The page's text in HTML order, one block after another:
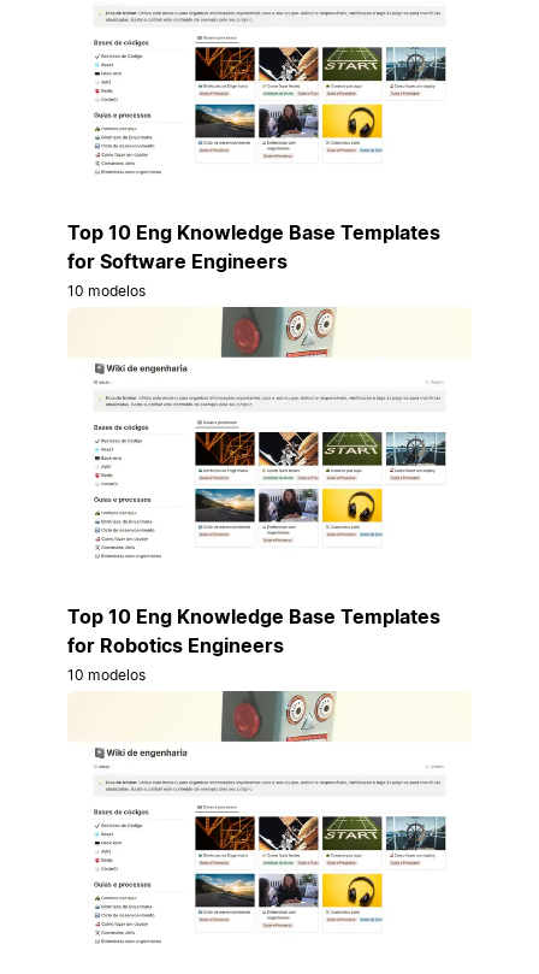
Top 10 Eng Knowledge Base Templates
for Software Engineers
10 modelos
Top 10 Eng Knowledge Base Templates
for Robotics Engineers
10 modelos